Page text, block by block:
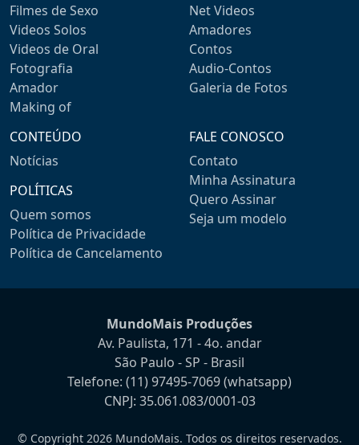
Filmes de Sexo
Videos Solos
Videos de Oral
Fotografia
Amador
Making of
Net Videos
Amadores
Contos
Audio-Contos
Galeria de Fotos
CONTEÚDO
Notícias
POLÍTICAS
Quem somos
Política de Privacidade
Política de Cancelamento
FALE CONOSCO
Contato
Minha Assinatura
Quero Assinar
Seja um modelo
MundoMais Produções
Av. Paulista, 171 - 4o. andar
São Paulo - SP - Brasil
Telefone: (11) 97495-7069(whatsapp)
CNPJ: 35.061.083/0001-03
© Copyright 2026 MundoMais. Todos os direitos reservados.